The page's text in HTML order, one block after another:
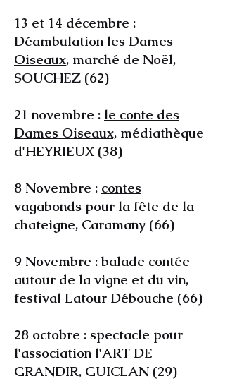
13 et 14 décembre :
Déambulation les Dames
Oiseaux, marché de Noël,
SOUCHEZ (62)
21 novembre : le conte des
Dames Oiseaux, médiathèque
d'HEYRIEUX (38)
8 Novembre : contes
vagabonds pour la fête de la
chateigne, Caramany (66)
9 Novembre : balade contée
autour de la vigne et du vin,
festival Latour Débouche (66)
28 octobre : spectacle pour
l'association l'ART DE
GRANDIR, GUICLAN (29)